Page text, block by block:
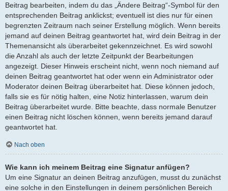
Beitrag bearbeiten, indem du das „Ändere Beitrag“-Symbol für den
entsprechenden Beitrag anklickst; eventuell ist dies nur für einen
begrenzten Zeitraum nach seiner Erstellung möglich. Wenn bereits
jemand auf deinen Beitrag geantwortet hat, wird dein Beitrag in der
Themenansicht als überarbeitet gekennzeichnet. Es wird sowohl
die Anzahl als auch der letzte Zeitpunkt der Bearbeitungen
angezeigt. Dieser Hinweis erscheint nicht, wenn noch niemand auf
deinen Beitrag geantwortet hat oder wenn ein Administrator oder
Moderator deinen Beitrag überarbeitet hat. Diese können jedoch,
falls sie es für nötig halten, eine Notiz hinterlassen, warum dein
Beitrag überarbeitet wurde. Bitte beachte, dass normale Benutzer
einen Beitrag nicht löschen können, wenn bereits jemand darauf
geantwortet hat.
Nach oben
Wie kann ich meinem Beitrag eine Signatur anfügen?
Um eine Signatur an deinen Beitrag anzufügen, musst du zunächst
eine solche in den Einstellungen in deinem persönlichen Bereich